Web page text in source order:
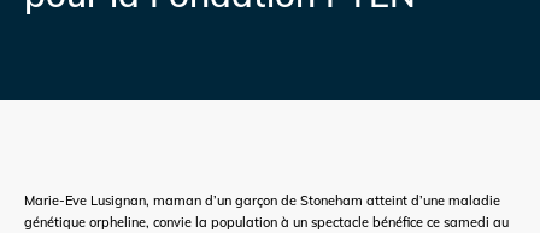
Marie-Eve Lusignan, maman d’un garçon de Stoneham atteint d’une maladie
génétique orpheline, convie la population à un spectacle bénéfice ce samedi au